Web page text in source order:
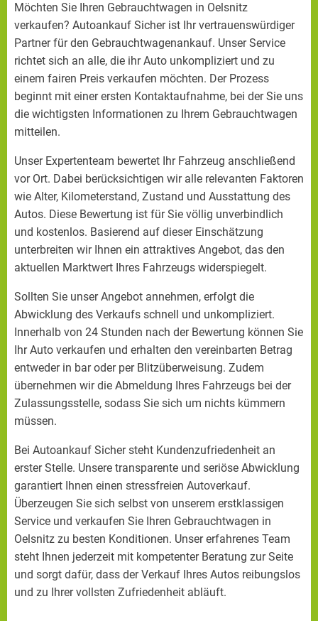
Möchten Sie Ihren Gebrauchtwagen in Oelsnitz
verkaufen? Autoankauf Sicher ist Ihr vertrauenswürdiger
Partner für den Gebrauchtwagenankauf. Unser Service
richtet sich an alle, die ihr Auto unkompliziert und zu
einem fairen Preis verkaufen möchten. Der Prozess
beginnt mit einer ersten Kontaktaufnahme, bei der Sie uns
die wichtigsten Informationen zu Ihrem Gebrauchtwagen
mitteilen.
Unser Expertenteam bewertet Ihr Fahrzeug anschließend
vor Ort. Dabei berücksichtigen wir alle relevanten Faktoren
wie Alter, Kilometerstand, Zustand und Ausstattung des
Autos. Diese Bewertung ist für Sie völlig unverbindlich
und kostenlos. Basierend auf dieser Einschätzung
unterbreiten wir Ihnen ein attraktives Angebot, das den
aktuellen Marktwert Ihres Fahrzeugs widerspiegelt.
Sollten Sie unser Angebot annehmen, erfolgt die
Abwicklung des Verkaufs schnell und unkompliziert.
Innerhalb von 24 Stunden nach der Bewertung können Sie
Ihr Auto verkaufen und erhalten den vereinbarten Betrag
entweder in bar oder per Blitzüberweisung. Zudem
übernehmen wir die Abmeldung Ihres Fahrzeugs bei der
Zulassungsstelle, sodass Sie sich um nichts kümmern
müssen.
Bei Autoankauf Sicher steht Kundenzufriedenheit an
erster Stelle. Unsere transparente und seriöse Abwicklung
garantiert Ihnen einen stressfreien Autoverkauf.
Überzeugen Sie sich selbst von unserem erstklassigen
Service und verkaufen Sie Ihren Gebrauchtwagen in
Oelsnitz zu besten Konditionen. Unser erfahrenes Team
steht Ihnen jederzeit mit kompetenter Beratung zur Seite
und sorgt dafür, dass der Verkauf Ihres Autos reibungslos
und zu Ihrer vollsten Zufriedenheit abläuft.